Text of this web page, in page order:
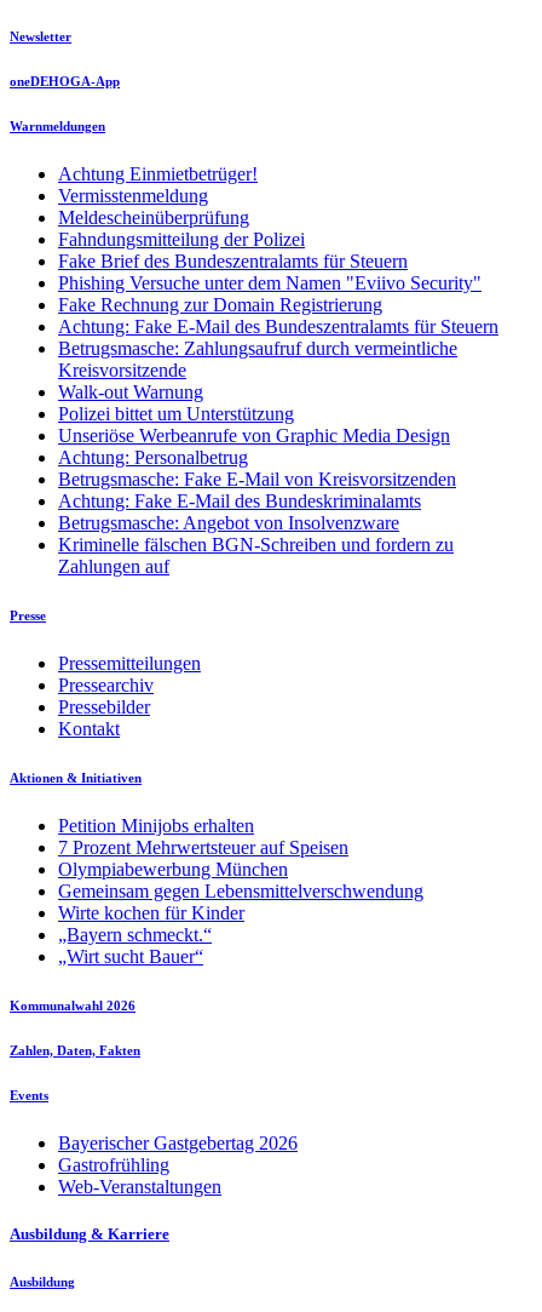
Newsletter
oneDEHOGA-App
Warnmeldungen
Achtung Einmietbetrüger!
Vermisstenmeldung
Meldescheinüberprüfung
Fahndungsmitteilung der Polizei
Fake Brief des Bundeszentralamts für Steuern
Phishing Versuche unter dem Namen "Eviivo Security"
Fake Rechnung zur Domain Registrierung
Achtung: Fake E-Mail des Bundeszentralamts für Steuern
Betrugsmasche: Zahlungsaufruf durch vermeintliche
Kreisvorsitzende
Walk-out Warnung
Polizei bittet um Unterstützung
Unseriöse Werbeanrufe von Graphic Media Design
Achtung: Personalbetrug
Betrugsmasche: Fake E-Mail von Kreisvorsitzenden
Achtung: Fake E-Mail des Bundeskriminalamts
Betrugsmasche: Angebot von Insolvenzware
Kriminelle fälschen BGN-Schreiben und fordern zu
Zahlungen auf
Presse
Pressemitteilungen
Pressearchiv
Pressebilder
Kontakt
Aktionen & Initiativen
Petition Minijobs erhalten
7 Prozent Mehrwertsteuer auf Speisen
Olympiabewerbung München
Gemeinsam gegen Lebensmittelverschwendung
Wirte kochen für Kinder
„Bayern schmeckt.“
„Wirt sucht Bauer“
Kommunalwahl 2026
Zahlen, Daten, Fakten
Events
Bayerischer Gastgebertag 2026
Gastrofrühling
Web-Veranstaltungen
Ausbildung & Karriere
Ausbildung